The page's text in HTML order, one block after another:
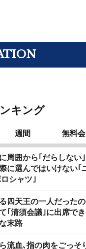
キング
週間 無料
周囲から｢だらしない
に選んではいけない｢
シャツ｣
四天王の一人だった
｢清須会議｣に出席で
末路
流血､指の肉をごっそ